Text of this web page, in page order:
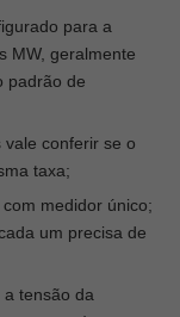
para a
MW, geralmente
padrão de
conferir se o
taxa;
medidor único;
um precisa de
tensão da